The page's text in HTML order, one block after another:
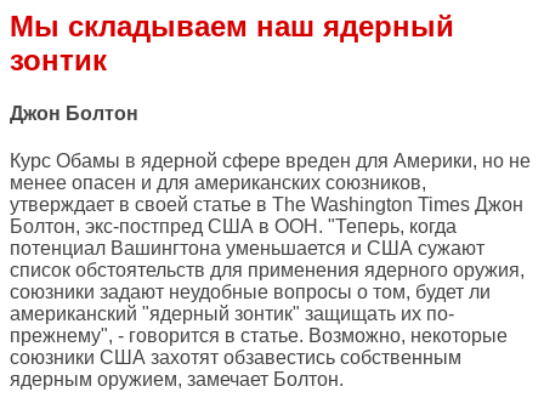
Мы складываем наш ядерный
зонтик
Джон Болтон
Курс Обамы в ядерной сфере вреден для Америки, но не
менее опасен и для американских союзников,
утверждает в своей статье в The Washington Times Джон
Болтон, экс-постпред США в ООН. "Теперь, когда
потенциал Вашингтона уменьшается и США сужают
список обстоятельств для применения ядерного оружия,
союзники задают неудобные вопросы о том, будет ли
американский "ядерный зонтик" защищать их по-
прежнему", - говорится в статье. Возможно, некоторые
союзники США захотят обзавестись собственным
ядерным оружием, замечает Болтон.